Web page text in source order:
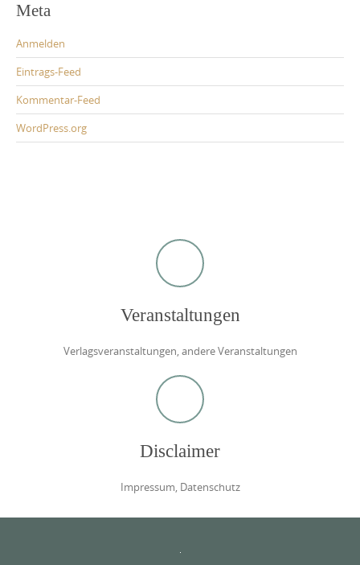
Meta
Anmelden
Eintrags-Feed
Kommentar-Feed
WordPress.org
Veranstaltungen
Verlagsveranstaltungen, andere Veranstaltungen
Disclaimer
Impressum, Datenschutz